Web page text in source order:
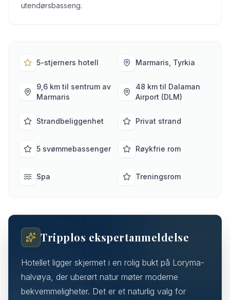
utendørsbasseng.
5-stjerners hotell Marmaris, Tyrkia
9,6 km til sentrum av
Marmaris
48 km til Dalaman
Airport (DLM)
Strandbeliggenhet Privat strand
5 svømmebassenger Røykfrie rom
Spa Treningsrom
Tripplos ekspertanmeldelse
Hotellet ligger skjermet i en rolig bukt på Loryma-
halvøya, der uberørt natur møter moderne
bekvemmeligheter. Det er et naturlig valg for